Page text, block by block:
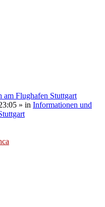
am Flughafen Stuttgart
» in Informationen und